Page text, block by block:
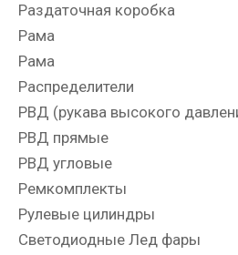
Раздаточная коробка
Рама
Рама
Распределители
РВД (рукава высокого
РВД прямые
РВД угловые
Ремкомплекты
Рулевые цилиндры
Светодиодные Лед фары